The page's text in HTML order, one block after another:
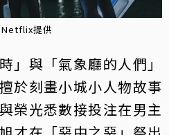
Netflix提供
」與「氣象廳的人們」
於刻畫小城小人物故事
榮光悉數接投注在男主